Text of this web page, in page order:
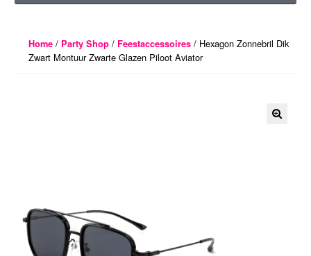
Home/ Party Shop/ Feestaccessoires/ Hexagon Zonnebril Dik
Zwart Montuur Zwarte Glazen Piloot Aviator